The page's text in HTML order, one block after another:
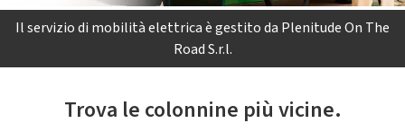
Il servizio di mobilità elettrica è gestito da Plenitude On The
Road S.r.l.
Trova le colonnine più vicine.